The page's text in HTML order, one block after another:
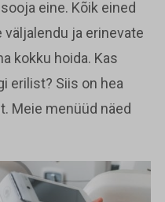
eine. Kõik eined
ja erinevate
kokku hoida. Kas
erilist? Siis on hea
Meie menüüd näed